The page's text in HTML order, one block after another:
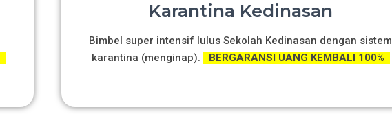
Karantina Kedinasan
Bimbel super intensif lulus Sekolah Kedinasan dengan sistem
karantina (menginap).
BERGARANSI UANG KEMBALI 100%